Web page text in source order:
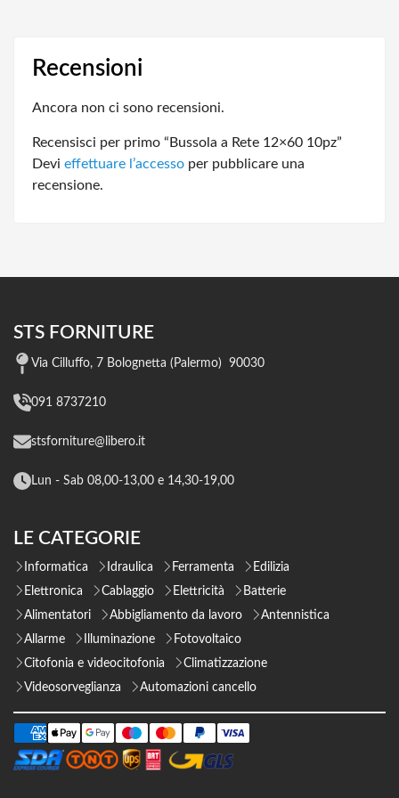
Recensioni
Ancora non ci sono recensioni.
Recensisci per primo “Bussola a Rete 12×60 10pz”
Devi effettuare l’accesso per pubblicare una
recensione.
STS FORNITURE
Via Cilluffo, 7 Bolognetta (Palermo) 90030
091 8737210
stsforniture@libero.it
Lun - Sab 08,00-13,00 e 14,30-19,00
LE CATEGORIE
Informatica Idraulica Ferramenta
Edilizia
Elettronica
Cablaggio Elettricità
Batterie
Alimentatori
Abbigliamento da lavoro
Antennistica
Allarme
Illuminazione
Fotovoltaico
Citofonia e videocitofonia
Climatizzazione
Videosorveglianza
Automazioni cancello